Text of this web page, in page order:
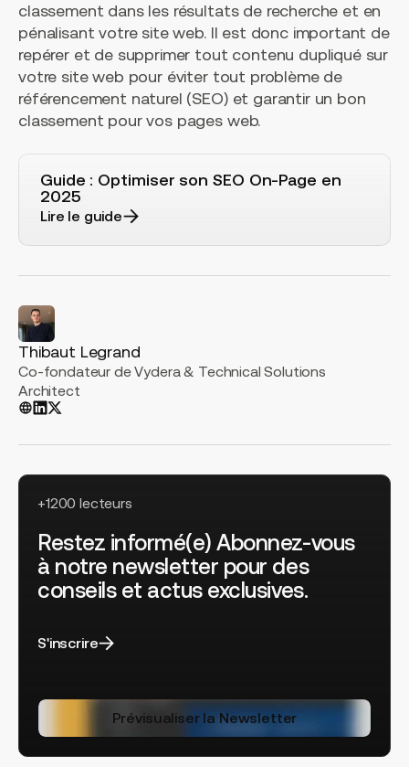
classement dans les résultats de recherche et en
pénalisant votre site web. Il est donc important de
repérer et de supprimer tout contenu dupliqué sur
votre site web pour éviter tout problème de
référencement naturel (SEO) et garantir un bon
classement pour vos pages web.
Guide : Optimiser son SEO On-Page en
2025
Lire le guide
Thibaut Legrand
Co-fondateur de Vydera & Technical Solutions
Architect
+1200 lecteurs
Restez informé(e) Abonnez-vous
à notre newsletter pour des
conseils et actus exclusives.
S'inscrire
Prévisualiser la Newsletter